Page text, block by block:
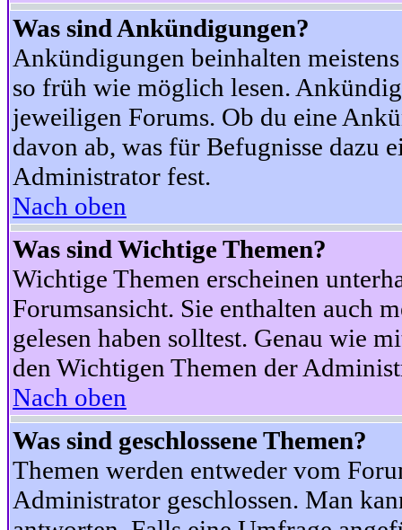
Was sind Ankündigungen?
Ankündigungen beinhalten
so früh wie möglich lesen.
jeweiligen Forums. Ob du eine
davon ab, was für Befugnisse dazu
Administrator fest.
Nach oben
Was sind Wichtige Themen?
Wichtige Themen erscheinen
Forumsansicht. Sie enthalten auch
gelesen haben solltest. Genau wie
den Wichtigen Themen der
Nach oben
Was sind geschlossene Themen?
Themen werden entweder vom
Administrator geschlossen. Man